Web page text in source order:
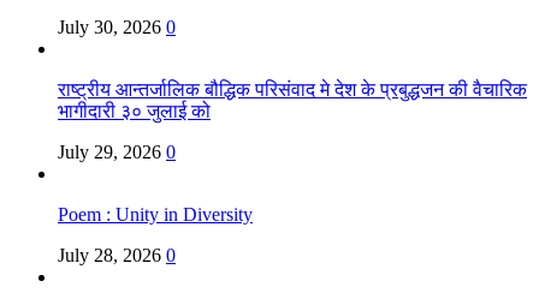
July 30, 2026 0
राष्ट्रीय आन्तर्जालिक बौद्धिक परिसंवाद मे देश के प्रबुद्धजन की वैचारिक
भागीदारी ३० जुलाई को
July 29, 2026 0
Poem : Unity in Diversity
July 28, 2026 0